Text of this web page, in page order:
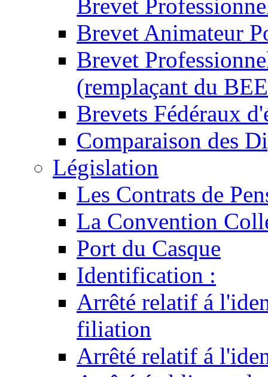
Brevet
Brevet Animateur
Brevet
(remplaçant du
Brevets Fédéraux
Comparaison des
Législation
Les Contrats de
La Convention
Port du Casque
Identification :
Arrêté relatif á
filiation
Arrêté relatif á